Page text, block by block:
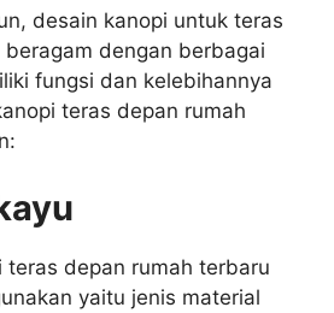
desain kanopi untuk teras
beragam dengan berbagai
fungsi dan kelebihannya
teras depan rumah
teras depan rumah terbaru
yaitu jenis material